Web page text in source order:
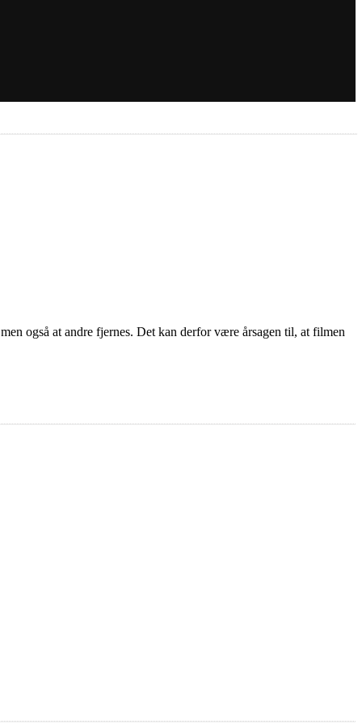
også at andre fjernes. Det kan derfor være årsagen til, at filmen